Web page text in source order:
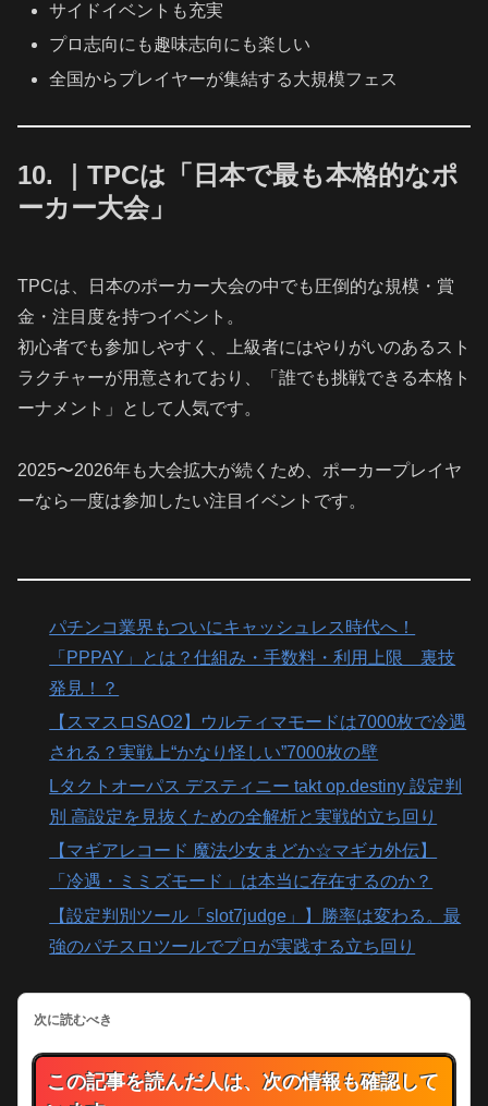
サイドイベントも充実
プロ志向にも趣味志向にも楽しい
全国からプレイヤーが集結する大規模フェス
10. ｜TPCは「日本で最も本格的なポ
ーカー大会」
TPCは、日本のポーカー大会の中でも圧倒的な規模・賞
金・注目度を持つイベント。
初心者でも参加しやすく、上級者にはやりがいのあるスト
ラクチャーが用意されており、「誰でも挑戦できる本格ト
ーナメント」として人気です。
2025〜2026年も大会拡大が続くため、ポーカープレイヤ
ーなら一度は参加したい注目イベントです。
パチンコ業界もついにキャッシュレス時代へ！
「PPPAY」とは？仕組み・手数料・利用上限 裏技
発見！？
【スマスロSAO2】ウルティマモードは7000枚で冷遇
される？実戦上“かなり怪しい”7000枚の壁
Lタクトオーパス デスティニー takt op.destiny 設定判
別 高設定を見抜くための全解析と実戦的立ち回り
【マギアレコード 魔法少女まどか☆マギカ外伝】
「冷遇・ミミズモード」は本当に存在するのか？
【設定判別ツール「slot7judge」】勝率は変わる。最
強のパチスロツールでプロが実践する立ち回り
次に読むべき
この記事を読んだ人は、次の情報も確認して